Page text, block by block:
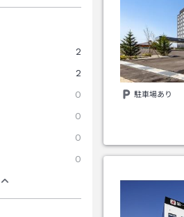
2
2
0
0
0
0
駐車場あり